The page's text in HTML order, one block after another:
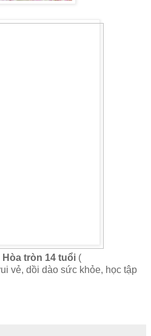
tròn 14 tuổi (
vẻ, dồi dào sức khỏe, học tập